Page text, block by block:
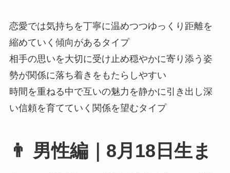
恋愛では気持ちを丁寧に温めつつゆっくり距離を
縮めていく傾向があるタイプ
相手の思いを大切に受け止め穏やかに寄り添う姿
勢が関係に落ち着きをもたらしやすい
時間を重ねる中で互いの魅力を静かに引き出し深
い信頼を育てていく関係を望むタイプ
👨 男性編｜8月18日生ま